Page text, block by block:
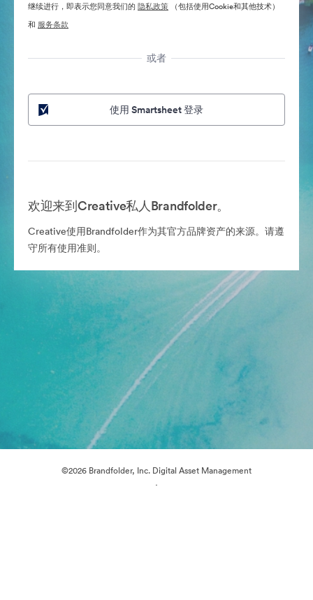
继续进行，即表示您同意我们的 隐私政策 （包括使用Cookie和其他技术）
和 服务条款
或者
使用 Smartsheet 登录
欢迎来到Creative私人Brandfolder。
Creative使用Brandfolder作为其官方品牌资产的来源。请遵
守所有使用准则。
©2026 Brandfolder, Inc. Digital Asset Management
·